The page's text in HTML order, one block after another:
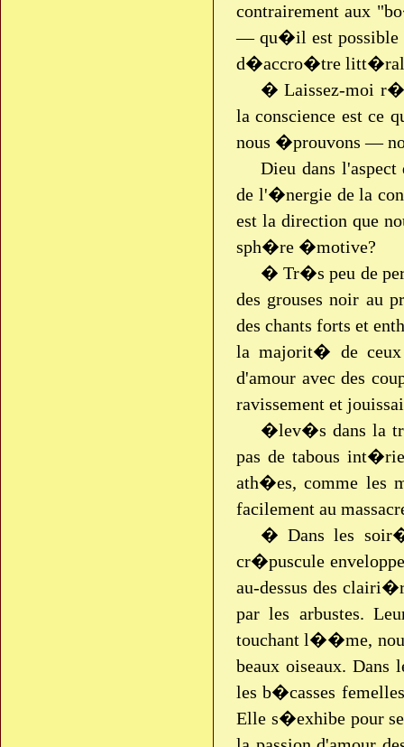
contrairement aux
— qu�il est possible
d�accro�tre
� Laissez-moi
la conscience est ce
nous �prouvons —
Dieu dans
de l'�nergie de la
est la direction que
sph�re �motive?
� Tr�s peu de
des grouses noir au
des chants forts et
la majorit� de
d'amour avec des
ravissement et
�lev�s dans la
pas de tabous
ath�es, comme les
facilement au
� Dans les
cr�puscule
au-dessus des
par les arbustes.
touchant l��me,
beaux oiseaux. Dans
les b�casses
Elle s�exhibe pour